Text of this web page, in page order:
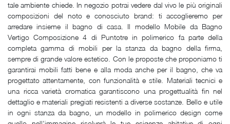
tale ambiente chiede. In negozio potrai vedere dal vivo le più originali
composizioni del noto e conosciuto brand: ti accoglieremo per
arredare insieme il bagno di casa. Il modello Mobile da Bagno
Vertigo Composizione 4 di Puntotre in polimerico fa parte della
completa gamma di mobili per la stanza da bagno della firma,
sempre di grande valore estetico. Con le proposte che proponiamo ti
garantirai mobili fatti bene e alla moda anche per il bagno, che va
progettato attentamente, con funzionalità e stile. Materiali tecnici e
una ricca varietà cromatica garantiscono una progettualità fin nel
dettaglio e materiali pregiati resistenti a diverse sostanze. Bello e utile
in ogni stanza da bagno, un modello in polimerico design come